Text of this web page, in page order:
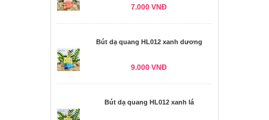
7.000 VNĐ
Bút dạ quang HL012 xanh dương
9.000 VNĐ
Bút dạ quang HL012 xanh lá